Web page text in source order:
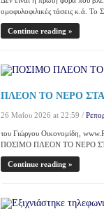
ομοφυλοφιλικές τάσεις κ.ά.
Continue reading »
ΠΛΕΟΝ ΤΟ ΝΕΡΟ ΣΤΑ
26 Μαΐου 2026 at 22:59 /
του Γιώργου Οικονομίδη,
ΠΟΣΙΜΟ ΠΛΕΟΝ ΤΟ ΝΕΡΟ ΣΤΑ
Continue reading »